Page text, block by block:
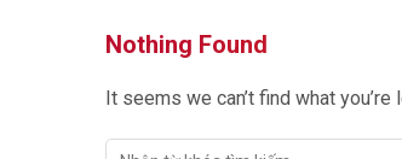
Nothing Found
It seems we can’t find what